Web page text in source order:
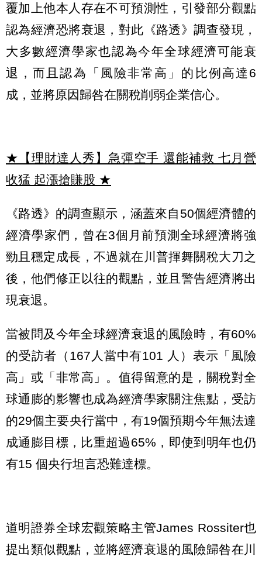
覆加上他本人存在不可預測性，引發部分觀點
認為經濟恐將衰退，對此《路透》調查發現，
大多數經濟學家也認為今年全球經濟可能衰
退，而且認為「風險非常高」的比例高達6
成，並將原因歸咎在關稅削弱企業信心。
★【理財達人秀】急彈空手 還能補救 七月營
收猛 起漲搶賺股 ★
《路透》的調查顯示，涵蓋來自50個經濟體的
經濟學家們，曾在3個月前預測全球經濟將強
勁且穩定成長，不過就在川普揮舞關稅大刀之
後，他們修正以往的觀點，並且警告經濟將出
現衰退。
當被問及今年全球經濟衰退的風險時，有60%
的受訪者（167人當中有101 人）表示「風險
高」或「非常高」。值得留意的是，關稅對全
球通膨的影響也成為經濟學家關注焦點，受訪
的29個主要央行當中，有19個預期今年無法達
成通膨目標，比重超過65%，即使到明年也仍
有15 個央行坦言恐難達標。
道明證券全球宏觀策略主管James Rossiter也
提出類似觀點，並將經濟衰退的風險歸咎在川